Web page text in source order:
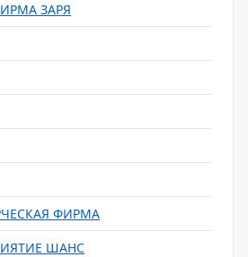
ЗАРЯ
ФИРМА
ШАНС